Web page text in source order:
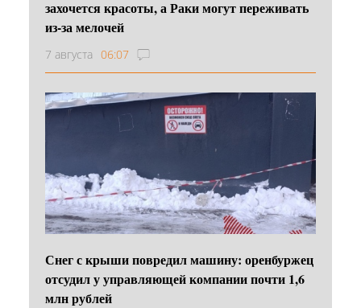
захочется красоты, а Раки могут переживать
из-за мелочей
7 августа 06:07
Снег с крыши повредил машину: оренбуржец
отсудил у управляющей компании почти 1,6
млн рублей